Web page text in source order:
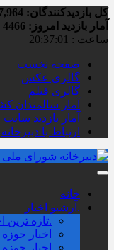
آمار بازدید امروز: 4466
ساعت : 20:37:02
صفحه نخست
گالری عکس
گالری فیلم
آمار سالمندان کشور
آمار بازدید سایت
ارتباط با دبیرخانه
خانه
.آرشیو اخبار
.تازه ترین
اخبار حوزه
اخبار